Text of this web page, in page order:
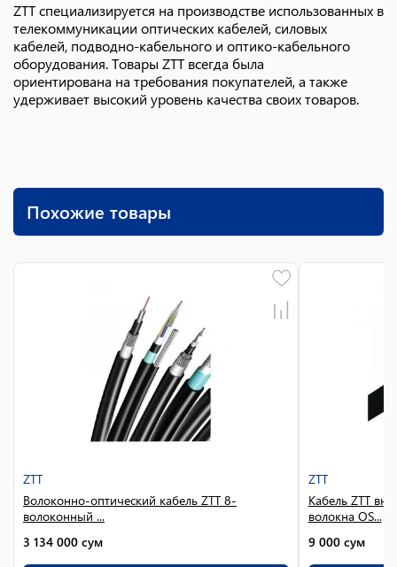
ZTT специализируется на производстве использованных в
телекоммуникации оптических кабелей, силовых
кабелей, подводно-кабельного и оптико-кабельного
оборудования. Товары ZTT всегда была
ориентирована на требования покупателей, а также
удерживает высокий уровень качества своих товаров.
Похожие товары
ZTT
Волоконно-оптический кабель ZTT 8-
волоконный ...
3 134 000 сум
ZTT
Кабель ZTT
волокна OS...
9 000 сум